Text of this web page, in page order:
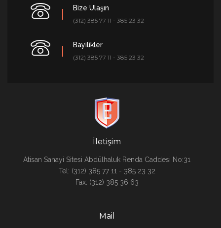
Bize Ulaşın
(312) 385 77 11 - 385 23 32
Bayilikler
(312) 385 77 11 - 385 23 32
İletişim
Atisan Sanayi Sitesi Abdülhaluk Renda Caddesi No:31
Tel: (312) 385 77 11 - 385 23 32
Fax: (312) 385 36 63
Mail